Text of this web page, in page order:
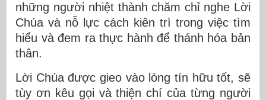
những người nhiệt thành chăm chỉ nghe Lời
Chúa và nỗ lực cách kiên trì trong việc tìm
hiểu và đem ra thực hành để thánh hóa bản
thân.
Lời Chúa được gieo vào lòng tín hữu tốt, sẽ
tùy ơn kêu gọi và thiện chí của từng người